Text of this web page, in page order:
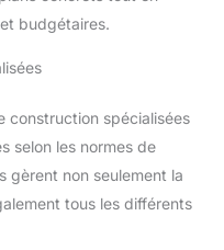
budgétaires.
construction spécialisées
selon les normes de
gèrent non seulement la
tous les différents